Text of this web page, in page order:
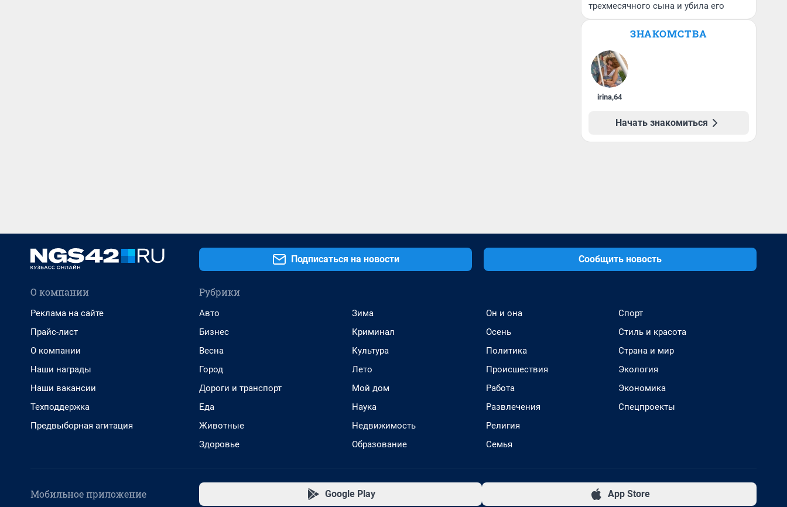
трехмесячного сына и убила его
ЗНАКОМСТВА
irina,64
Начать знакомиться
Подписаться на новости Сообщить новость
О компании
Реклама на сайте
Прайс-лист
О компании
Наши награды
Наши вакансии
Техподдержка
Предвыборная агитация
Рубрики
Авто
Бизнес
Весна
Город
Дороги и транспорт
Еда
Животные
Здоровье
Зима
Криминал
Культура
Лето
Мой дом
Наука
Недвижимость
Образование
Он и она
Осень
Политика
Происшествия
Работа
Развлечения
Религия
Семья
Спорт
Стиль и красота
Страна и мир
Экология
Экономика
Спецпроекты
Мобильное приложение Google Play App Store